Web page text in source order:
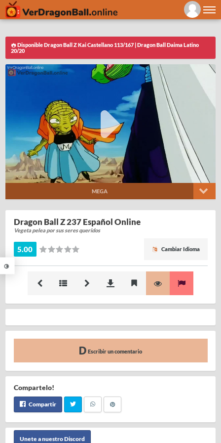
Disponible Dragon Ball Z Kai Castellano 113/167 | Dragon Ball Daima Latino
20/20
MEGA
Dragon Ball Z 237 Español Online
Vegeta pelea por sus seres queridos
5.00 Cambiar Idioma
Escribir un comentario
Compartelo!
Compartir
Unete a nuestro Discord